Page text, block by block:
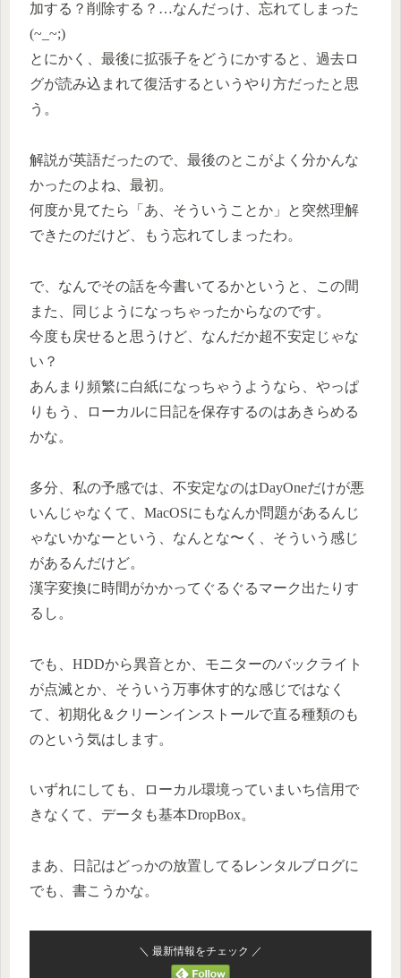
加する？削除する？…なんだっけ、忘れてしまった
(~_~;)
とにかく、最後に拡張子をどうにかすると、過去ロ
グが読み込まれて復活するというやり方だったと思
う。
解説が英語だったので、最後のとこがよく分かんな
かったのよね、最初。
何度か見てたら「あ、そういうことか」と突然理解
できたのだけど、もう忘れてしまったわ。
で、なんでその話を今書いてるかというと、この間
また、同じようになっちゃったからなのです。
今度も戻せると思うけど、なんだか超不安定じゃな
い？
あんまり頻繁に白紙になっちゃうようなら、やっぱ
りもう、ローカルに日記を保存するのはあきらめる
かな。
多分、私の予感では、不安定なのはDayOneだけが悪
いんじゃなくて、MacOSにもなんか問題があるんじ
ゃないかなーという、なんとな〜く、そういう感じ
があるんだけど。
漢字変換に時間がかかってぐるぐるマーク出たりす
るし。
でも、HDDから異音とか、モニターのバックライト
が点滅とか、そういう万事休す的な感じではなく
て、初期化＆クリーンインストールで直る種類のも
のという気はします。
いずれにしても、ローカル環境っていまいち信用で
きなくて、データも基本DropBox。
まあ、日記はどっかの放置してるレンタルブログに
でも、書こうかな。
＼ 最新情報をチェック ／